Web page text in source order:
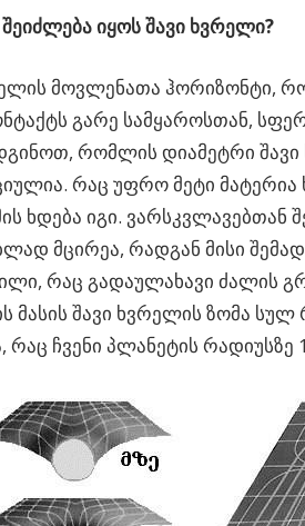
იყოს შავი ხვრელი?
მოვლენათა ჰორიზონტი,
გარე სამყაროსთან,
რომლის დიამეტრი
რაც უფრო მეტი მატერია
ხდება იგი. ვარსკვლავებთან
მცირეა, რადგან მისი
რაც გადაულახავი ძალის
მასის შავი ხვრელის ზომა
რაც ჩვენი პლანეტის რადიუსზე